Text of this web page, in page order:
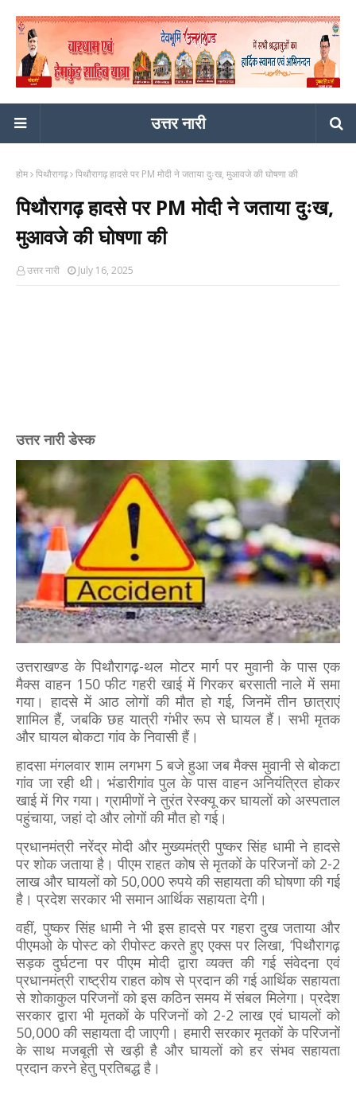
उत्तर नारी
होम पिथौरागढ़ पिथौरागढ़ हादसे पर PM मोदी ने जताया दुःख, मुआवजे की घोषणा की
पिथौरागढ़ हादसे पर PM मोदी ने जताया दुःख,
मुआवजे की घोषणा की
उत्तर नारी July 16, 2025
उत्तर नारी डेस्क
उत्तराखण्ड के पिथौरागढ़-थल मोटर मार्ग पर मुवानी के पास एक
मैक्स वाहन 150 फीट गहरी खाई में गिरकर बरसाती नाले में समा
गया। हादसे में आठ लोगों की मौत हो गई, जिनमें तीन छात्राएं
शामिल हैं, जबकि छह यात्री गंभीर रूप से घायल हैं। सभी मृतक
और घायल बोकटा गांव के निवासी हैं।
हादसा मंगलवार शाम लगभग 5 बजे हुआ जब मैक्स मुवानी से बोकटा
गांव जा रही थी। भंडारीगांव पुल के पास वाहन अनियंत्रित होकर
खाई में गिर गया। ग्रामीणों ने तुरंत रेस्क्यू कर घायलों को अस्पताल
पहुंचाया, जहां दो और लोगों की मौत हो गई।
प्रधानमंत्री नरेंद्र मोदी और मुख्यमंत्री पुष्कर सिंह धामी ने हादसे
पर शोक जताया है। पीएम राहत कोष से मृतकों के परिजनों को 2-2
लाख और घायलों को 50,000 रुपये की सहायता की घोषणा की गई
है। प्रदेश सरकार भी समान आर्थिक सहायता देगी।
वहीं, पुष्कर सिंह धामी ने भी इस हादसे पर गहरा दुख जताया और
पीएमओ के पोस्ट को रीपोस्ट करते हुए एक्स पर लिखा, ‘पिथौरागढ़
सड़क दुर्घटना पर पीएम मोदी द्वारा व्यक्त की गई संवेदना एवं
प्रधानमंत्री राष्ट्रीय राहत कोष से प्रदान की गई आर्थिक सहायता
से शोकाकुल परिजनों को इस कठिन समय में संबल मिलेगा। प्रदेश
सरकार द्वारा भी मृतकों के परिजनों को 2-2 लाख एवं घायलों को
50,000 की सहायता दी जाएगी। हमारी सरकार मृतकों के परिजनों
के साथ मजबूती से खड़ी है और घायलों को हर संभव सहायता
प्रदान करने हेतु प्रतिबद्ध है।